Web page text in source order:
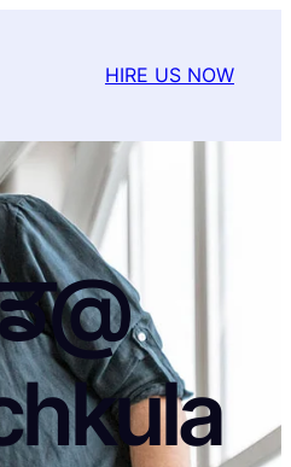
HIRE US NOW